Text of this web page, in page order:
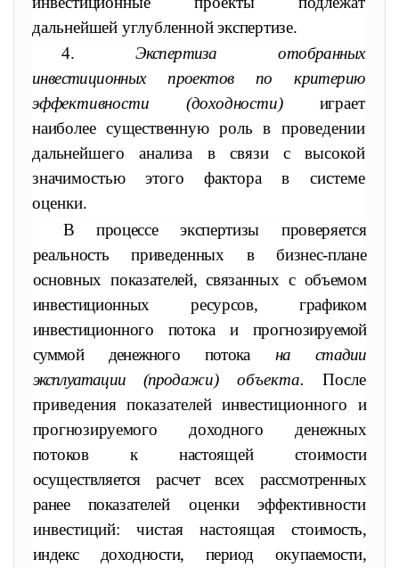
дальнейшей углубленнойэкспертизе.
4.Экспертиза отобранных
инвестиционных проектов по критерию
эффективности (доходности) играет
наиболее существенную рольв проведении
дальнейшего анализа в связи с высокой
значимостьюэтого фактора в системе
оценки.
В процессе экспертизы проверяется
реальность приведенных в бизнес-плане
основных показателей, связанных с объемом
инвестиционных ресурсов, графиком
инвестиционного потока и прогнозируемой
суммой денежного потока на стадии
эксплуатации (продажи) объекта.После
приведения показателей инвестиционного и
прогнозируемого доходного денежных
потоков к настоящей стоимости
осуществляется расчет всех рассмотренных
ранее показателей оценки эффективности
инвестиций: чистая настоящая стоимость,
индекс доходности, период окупаемости,